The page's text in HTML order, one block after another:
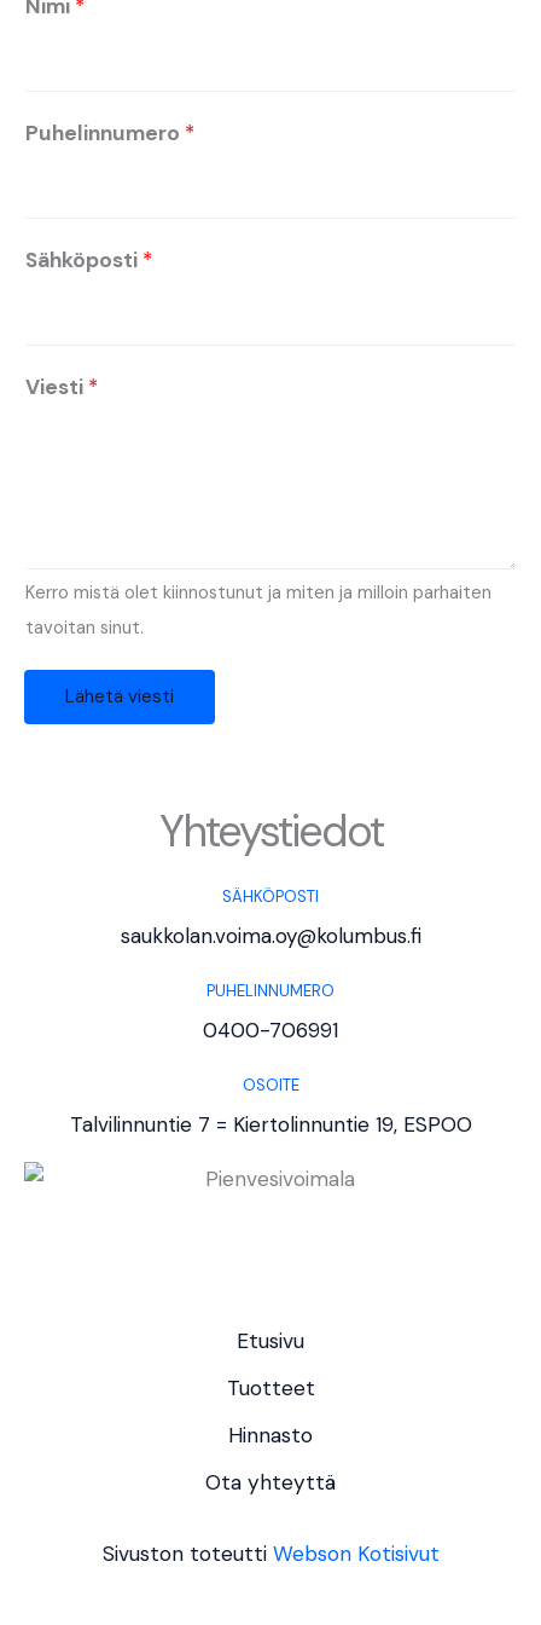
Yhteystiedot
SÄHKÖPOSTI
saukkolan.voima.oy@kolumbus.fi
PUHELINNUMERO
0400-706991
OSOITE
Talvilinnuntie 7 = Kiertolinnuntie 19, ESPOO
Nimi *
Puhelinnumero *
Sähköposti *
Viesti *
Kerro mistä olet kiinnostunut ja miten ja milloin parhaiten
tavoitan sinut.
Lähetä viesti
Etusivu
Tuotteet
Hinnasto
Ota yhteyttä
Sivuston toteutti Webson Kotisivut